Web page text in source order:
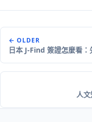
← OLDER
日本 J-Find 簽證怎麼看
人